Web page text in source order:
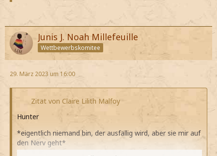
Junis J. Noah Millefeuille
Wettbewerbskomitee
29. März 2023 um 16:00
Zitat von Claire Lilith Malfoy
Hunter
*eigentlich niemand bin, der ausfällig wird, aber sie mir auf
den Nerv geht*